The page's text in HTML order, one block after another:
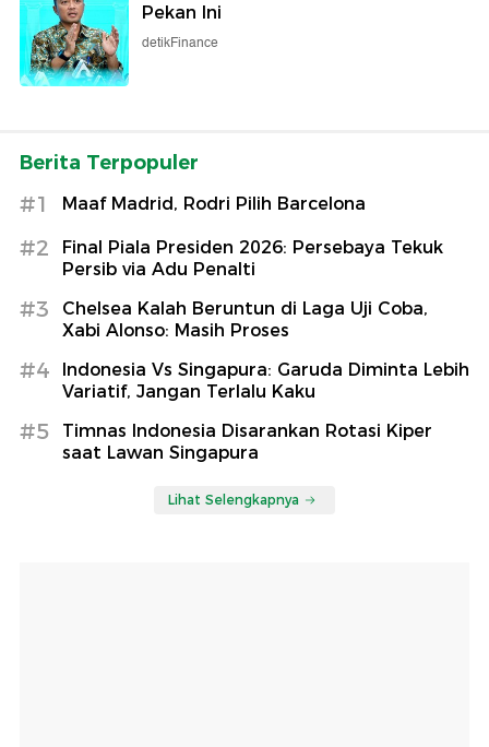
Pekan Ini
detikFinance
Berita Terpopuler
#1 Maaf Madrid, Rodri Pilih Barcelona
#2
Final Piala Presiden 2026: Persebaya Tekuk
Persib via Adu Penalti
#3
Chelsea Kalah Beruntun di Laga Uji Coba,
Xabi Alonso: Masih Proses
#4
Indonesia Vs Singapura: Garuda Diminta Lebih
Variatif, Jangan Terlalu Kaku
#5
Timnas Indonesia Disarankan Rotasi Kiper
saat Lawan Singapura
Lihat Selengkapnya